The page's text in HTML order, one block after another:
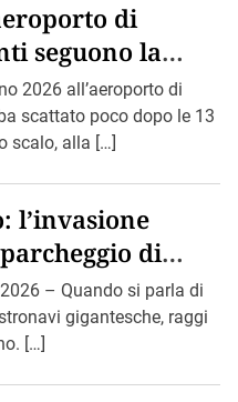
di
seguono la
2026 all’aeroporto di
scattato poco dopo le 13
scalo, alla […]
l’invasione
di
– Quando si parla di
gigantesche, raggi
[…]